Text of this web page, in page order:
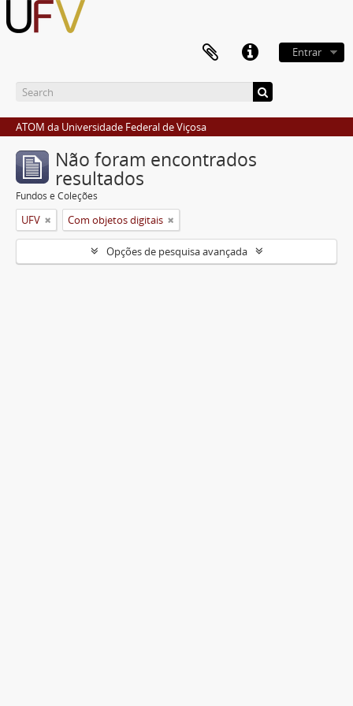
Entrar
ATOM da Universidade Federal de Viçosa
Não foram encontrados
resultados
Fundos e Coleções
UFV Com objetos digitais
Opções de pesquisa avançada